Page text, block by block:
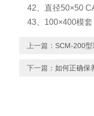
42、直径50×50
43、100×400模套
上一篇： SCM-200
下一篇： 如何正确保